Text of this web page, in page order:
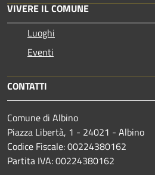
VIVERE IL COMUNE
Luoghi
Eventi
CONTATTI
Comune di Albino
Piazza Libertà, 1 - 24021 - Albino
Codice Fiscale: 00224380162
Partita IVA: 00224380162